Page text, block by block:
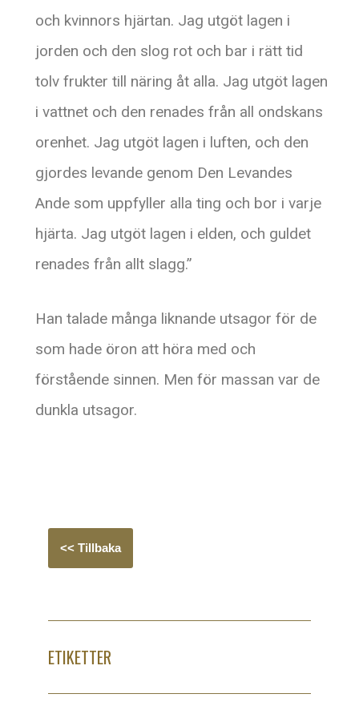
och kvinnors hjärtan. Jag utgöt lagen i
jorden och den slog rot och bar i rätt tid
tolv frukter till näring åt alla. Jag utgöt lagen
i vattnet och den renades från all ondskans
orenhet. Jag utgöt lagen i luften, och den
gjordes levande genom Den Levandes
Ande som uppfyller alla ting och bor i varje
hjärta. Jag utgöt lagen i elden, och guldet
renades från allt slagg.”
Han talade många liknande utsagor för de
som hade öron att höra med och
förstående sinnen. Men för massan var de
dunkla utsagor.
<< Tillbaka
ETIKETTER